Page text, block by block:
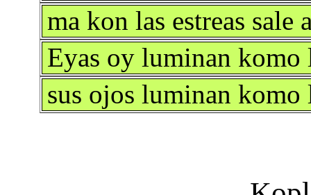
ma kon las estreas sale
Eyas oy luminan komo
sus ojos luminan komo